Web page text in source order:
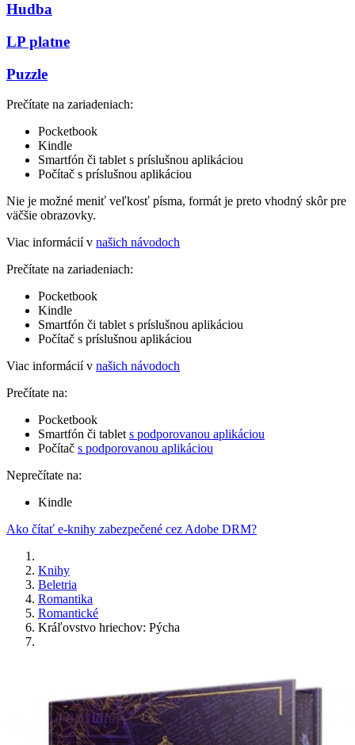
Hudba
LP platne
Puzzle
Prečítate na zariadeniach:
Pocketbook
Kindle
Smartfón či tablet s príslušnou aplikáciou
Počítač s príslušnou aplikáciou
Nie je možné meniť veľkosť písma, formát je preto vhodný skôr pre
väčšie obrazovky.
Viac informácií v našich návodoch
Prečítate na zariadeniach:
Pocketbook
Kindle
Smartfón či tablet s príslušnou aplikáciou
Počítač s príslušnou aplikáciou
Viac informácií v našich návodoch
Prečítate na:
Pocketbook
Smartfón či tablet s podporovanou aplikáciou
Počítač s podporovanou aplikáciou
Neprečítate na:
Kindle
Ako čítať e-knihy zabezpečené cez Adobe DRM?
Knihy
Beletria
Romantika
Romantické
Kráľovstvo hriechov: Pýcha